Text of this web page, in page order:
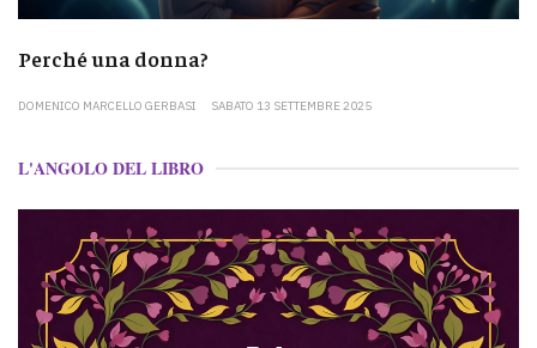
Perché una donna?
DOMENICO MARCELLO GERBASI SABATO 13 SETTEMBRE 2025
L'ANGOLO DEL LIBRO